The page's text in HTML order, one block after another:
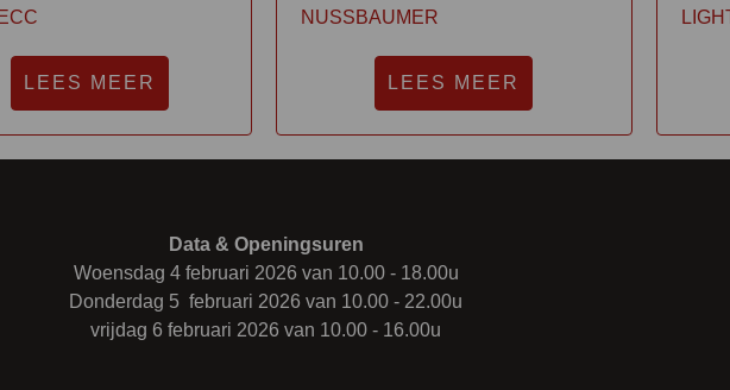
LEES MEER
NUSSBAUMER
LEES MEER
Data & Openingsuren
Woensdag 4 februari 2026 van 10.00 - 18.00u
Donderdag 5 februari 2026 van 10.00 - 22.00u
vrijdag 6 februari 2026 van 10.00 - 16.00u